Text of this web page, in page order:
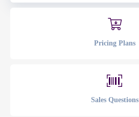
Pricing Plans
Sales Questions